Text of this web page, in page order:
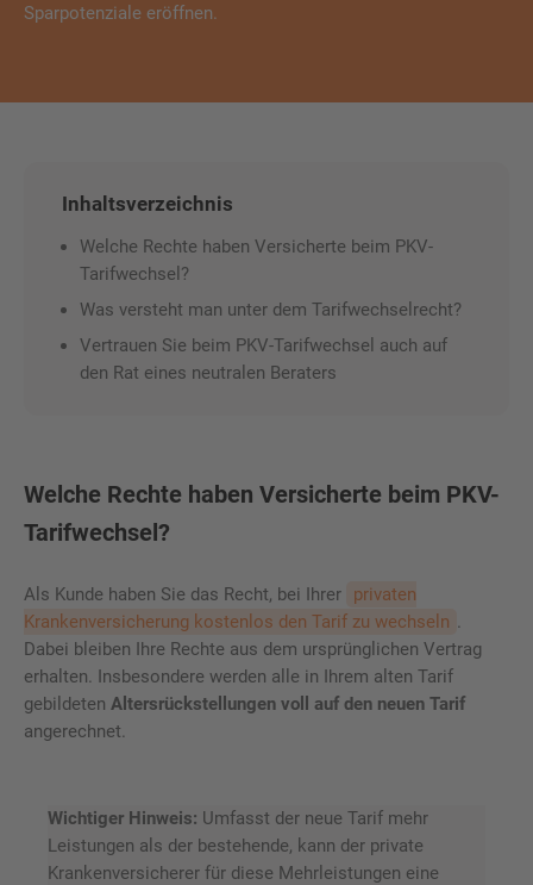
Sparpotenziale eröffnen.
Inhaltsverzeichnis
Welche Rechte haben Versicherte beim PKV-
Tarifwechsel?
Was versteht man unter dem Tarifwechselrecht?
Vertrauen Sie beim PKV-Tarifwechsel auch auf
den Rat eines neutralen Beraters
Welche Rechte haben Versicherte beim PKV-
Tarifwechsel?
Als Kunde haben Sie das Recht, bei Ihrer
privaten
Krankenversicherung kostenlos den Tarif zu wechseln .
Dabei bleiben Ihre Rechte aus dem ursprünglichen Vertrag
erhalten. Insbesondere werden alle in Ihrem alten Tarif
gebildeten Altersrückstellungen voll auf den neuen Tarif
angerechnet.
Wichtiger Hinweis: Umfasst der neue Tarif mehr
Leistungen als der bestehende, kann der private
Krankenversicherer für diese Mehrleistungen eine